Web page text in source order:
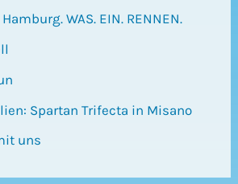
WAS. EIN. RENNEN.
Spartan Trifecta in Misano
uns